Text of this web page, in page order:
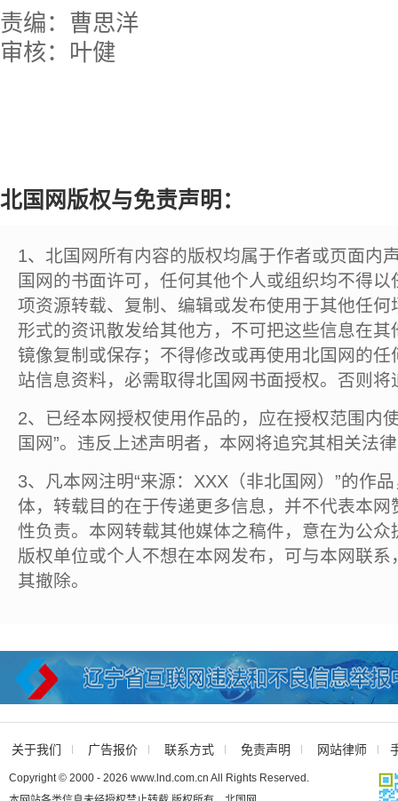
责编：曹思洋
审核：叶健
北国网版权与免责声明：
1、北国网所有内容的版权均属于作者或页面内
国网的书面许可，任何其他个人或组织均不得
项资源转载、复制、编辑或发布使用于其他任
形式的资讯散发给其他方，不可把这些信息在
镜像复制或保存；不得修改或再使用北国网的
站信息资料，必需取得北国网书面授权。否则将
2、已经本网授权使用作品的，应在授权范围内
国网”。违反上述声明者，本网将追究其相关法
3、凡本网注明“来源：XXX（非北国网）”的作
体，转载目的在于传递更多信息，并不代表本
性负责。本网转载其他媒体之稿件，意在为公
版权单位或个人不想在本网发布，可与本网联
其撤除。
关于我们 广告报价 联系方式 免责声明 网站律师
Copyright © 2000 - 2026 www.lnd.com.cn All Rights Reserved.